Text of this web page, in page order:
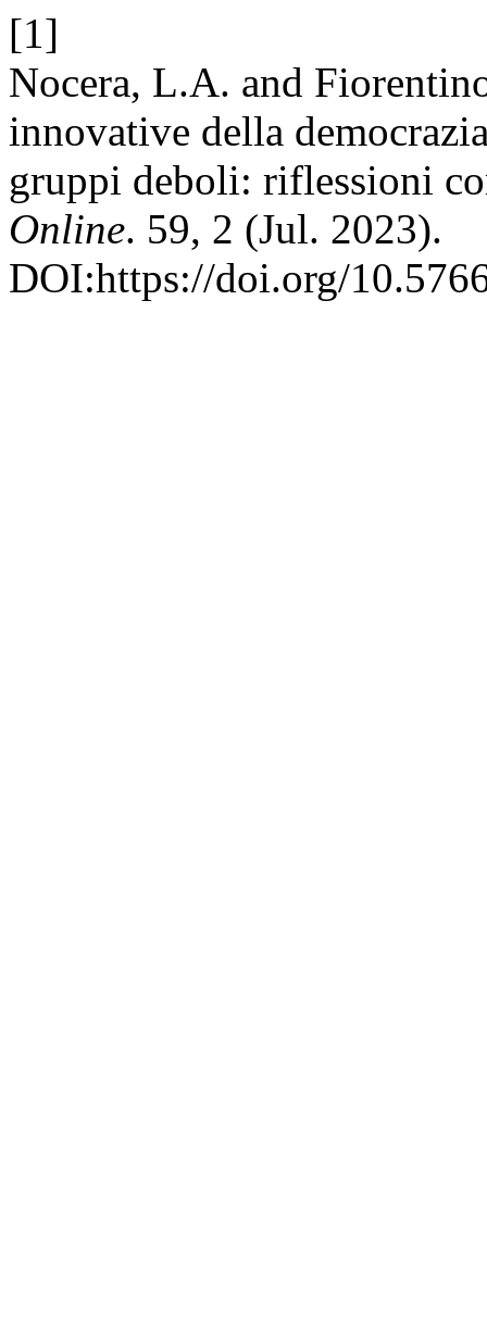
[1]
Nocera, L.A. and
innovative della
gruppi deboli: riflessioni
Online. 59, 2 (Jul. 2023).
DOI:https://doi.org/